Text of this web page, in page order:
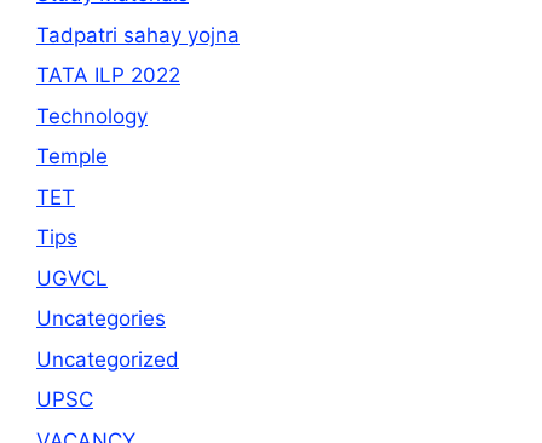
Tadpatri sahay yojna
TATA ILP 2022
Technology
Temple
TET
Tips
UGVCL
Uncategories
Uncategorized
UPSC